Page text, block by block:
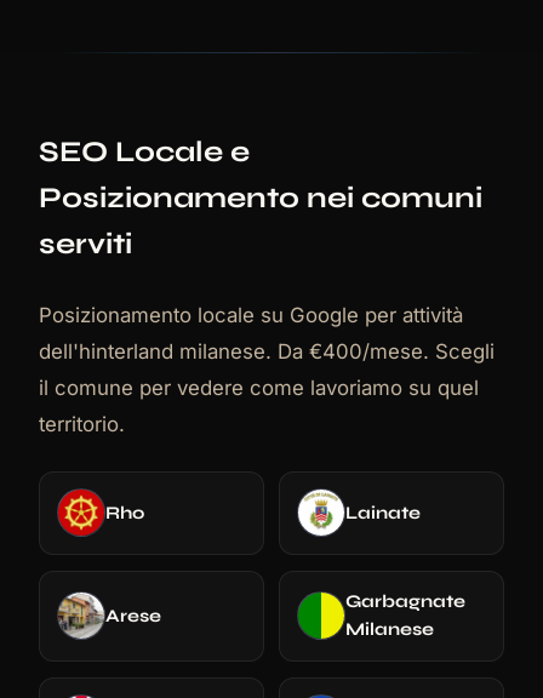
SEO Locale e
Posizionamento nei comuni
serviti
Posizionamento locale su Google per attività
dell'hinterland milanese. Da €400/mese. Scegli
il comune per vedere come lavoriamo su quel
territorio.
Rho Lainate
Arese
Garbagnate
Milanese